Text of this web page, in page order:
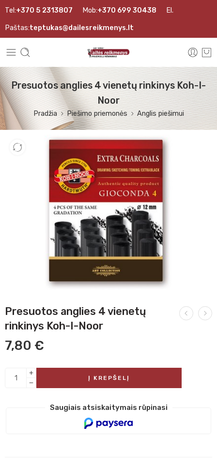
Tel:+370 5 2313807 Mob:+370 699 30438 El.
Paštas:teptukas@dailesreikmenys.lt
Presuotos anglies 4 vienetų rinkinys Koh-I-
Noor
Pradžia Piešimo priemonės Anglis piešimui
Presuotos anglies 4 vienetų
rinkinys Koh-I-Noor
7,80 €
Į KREPŠELĮ
Saugiais atsiskaitymais rūpinasi